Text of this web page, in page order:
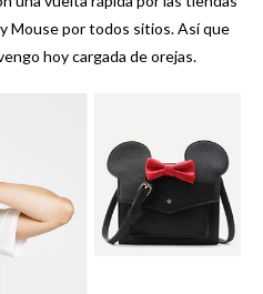
Mouse por todos sitios. Así que
hoy cargada de orejas.